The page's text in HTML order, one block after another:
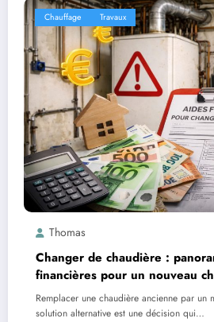
Chauffage Travaux
Thomas
Changer de chaudière :
financières pour un nouveau
Remplacer une chaudière ancienne par un
solution alternative est une décision qui…